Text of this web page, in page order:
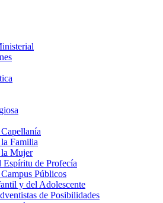
Familia
Mujer
de Profecía
Públicos
y del Adolescente
de Posibilidades